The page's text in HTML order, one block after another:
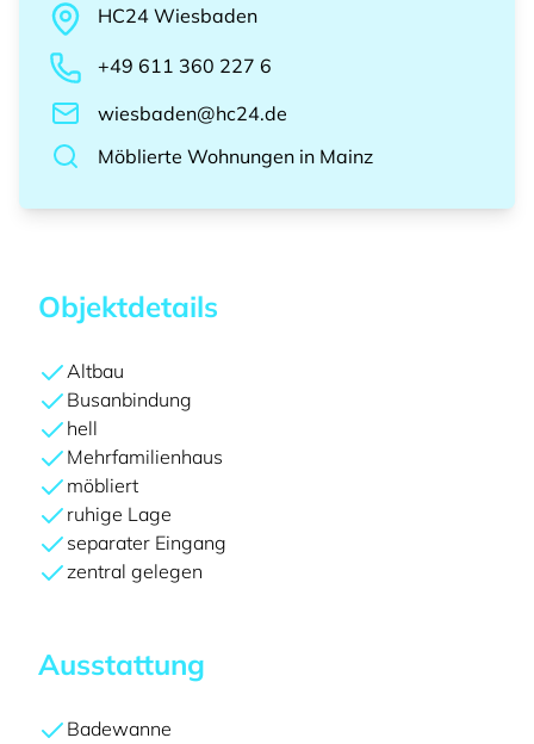
HC24 Wiesbaden
+49 611 360 227 6
wiesbaden@hc24.de
Möblierte Wohnungen in Mainz
Objektdetails
Altbau
Busanbindung
hell
Mehrfamilienhaus
möbliert
ruhige Lage
separater Eingang
zentral gelegen
Ausstattung
Badewanne